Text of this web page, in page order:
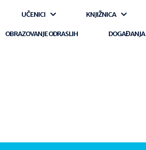
UČENICI KNJIŽNICA
OBRAZOVANJE ODRASLIH DOGAĐANJA